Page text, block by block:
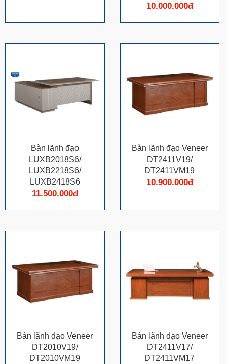
10.000.000đ
Bàn lãnh đạo
LUXB2018S6/
LUXB2218S6/
LUXB2418S6
11.500.000đ
Bàn lãnh đạo Veneer
DT2411V19/
DT2411VM19
10.900.000đ
Bàn lãnh đạo Veneer
DT2010V19/
DT2010VM19
Bàn lãnh đạo Veneer
DT2411V17/
DT2411VM17